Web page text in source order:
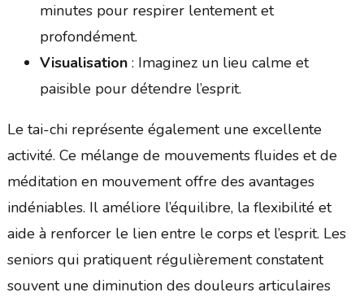
minutes pour respirer lentement et
profondément.
Visualisation: Imaginez un lieu calme et
paisible pour détendre l’esprit.
Le tai-chi représente également une excellente
activité. Ce mélange de mouvements fluides et de
méditation en mouvement offre des avantages
indéniables. Il améliore l’équilibre, la flexibilité et
aide à renforcer le lien entre le corps et l’esprit. Les
seniors qui pratiquent régulièrement constatent
souvent une diminution des douleurs articulaires